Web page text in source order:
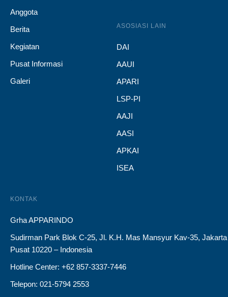
Anggota
Berita
Kegiatan
Pusat Informasi
Galeri
ASOSIASI LAIN
DAI
AAUI
APARI
LSP-PI
AAJI
AASI
APKAI
ISEA
KONTAK
Grha APPARINDO
Sudirman Park Blok C-25, Jl. K.H. Mas Mansyur Kav-35, Jakarta
Pusat 10220 – Indonesia
Hotline Center: +62 857-3337-7446
Telepon: 021-5794 2553